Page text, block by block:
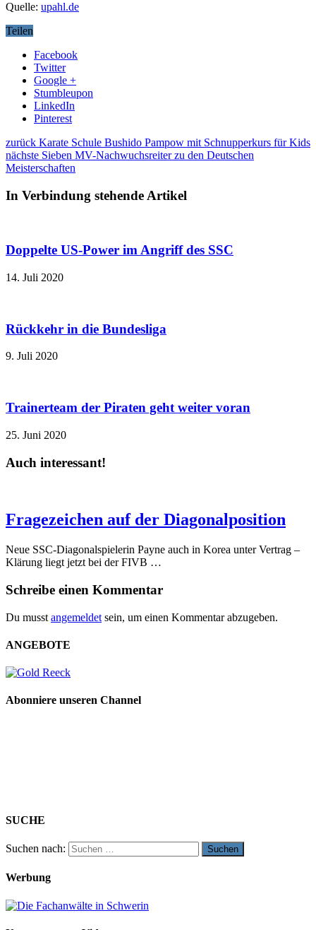
Quelle: upahl.de
Teilen
Facebook
Twitter
Google +
Stumbleupon
LinkedIn
Pinterest
zurück Karate Schule Bushido Pampow mit Schnupperkurs für Kids
nächste Sieben MV-Nachwuchsreiter zu den Deutschen
Meisterschaften
In Verbindung stehende Artikel
Doppelte US-Power im Angriff des SSC
14. Juli 2020
Rückkehr in die Bundesliga
9. Juli 2020
Trainerteam der Piraten geht weiter voran
25. Juni 2020
Auch interessant!
Fragezeichen auf der Diagonalposition
Neue SSC-Diagonalspielerin Payne auch in Korea unter Vertrag –
Klärung liegt jetzt bei der FIVB …
Schreibe einen Kommentar
Du musst angemeldet sein, um einen Kommentar abzugeben.
ANGEBOTE
Abonniere unseren Channel
SUCHE
Suchen nach:
Werbung